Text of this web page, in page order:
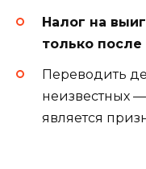
Налог на
только
Переводить
неизвестных
является